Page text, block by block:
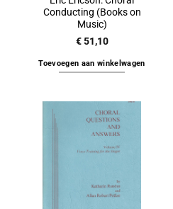
Conducting (Books on
Music)
€51,10
Toevoegen aan winkelwagen